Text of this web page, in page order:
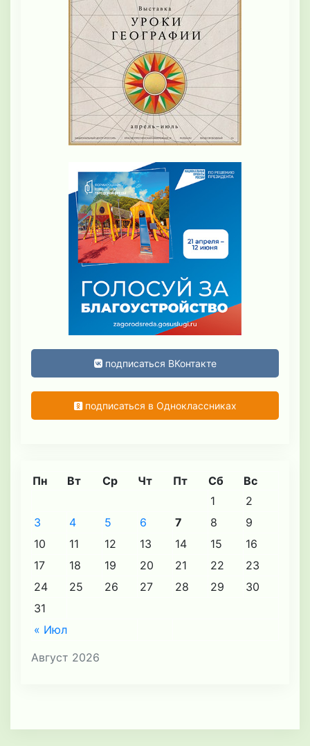
подписаться ВКонтакте
подписаться в Одноклассниках
Август 2026
Пн Вт Ср Чт Пт Сб Вс
« Июл
1
2
3
4 5 6 7 8
9
10
11 12 13 14 15
16
17
18 19 20 21 22
23
24
25 26 27 28 29
30
31